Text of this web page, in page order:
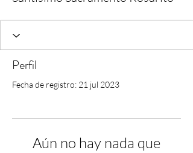
Perfil
Fecha de registro: 21 jul 2023
Aún no hay nada que